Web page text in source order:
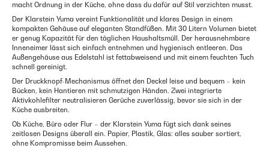
macht Ordnung in der Küche, ohne dass du dafür auf Stil verzichten musst.
Der Klarstein Yuma vereint Funktionalität und klares Design in einem
kompakten Gehäuse auf eleganten Standfüßen. Mit 30 Litern Volumen bietet
er genug Kapazität für den täglichen Haushaltsmüll. Der herausnehmbare
Inneneimer lässt sich einfach entnehmen und hygienisch entleeren. Das
Außengehäuse aus Edelstahl ist fettabweisend und mit einem feuchten Tuch
schnell gereinigt.
Der Druckknopf-Mechanismus öffnet den Deckel leise und bequem – kein
Bücken, kein Hantieren mit schmutzigen Händen. Zwei integrierte
Aktivkohlefilter neutralisieren Gerüche zuverlässig, bevor sie sich in der
Küche ausbreiten.
Ob Küche, Büro oder Flur – der Klarstein Yuma fügt sich dank seines
zeitlosen Designs überall ein. Papier, Plastik, Glas: alles sauber sortiert,
ohne Kompromisse beim Aussehen.